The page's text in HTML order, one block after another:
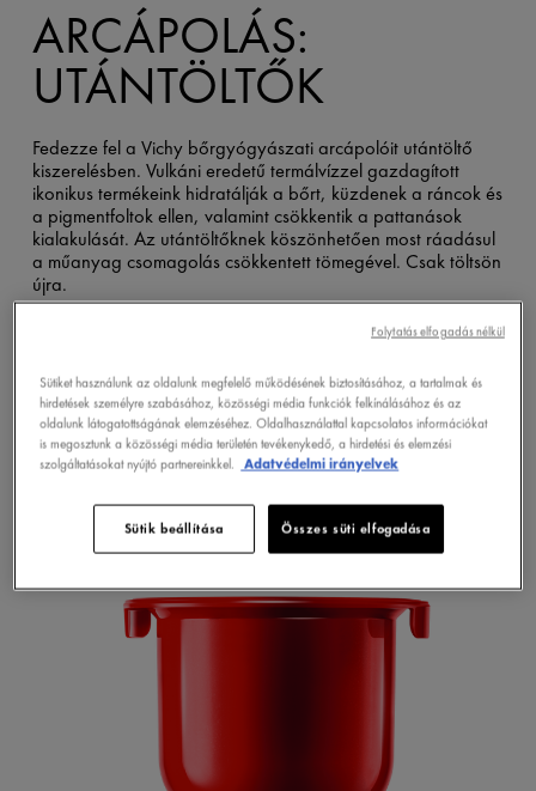
ARCÁPOLÁS:
UTÁNTÖLTŐK
Fedezze fel a Vichy bőrgyógyászati arcápolóit utántöltő
kiszerelésben. Vulkáni eredetű termálvízzel gazdagított
ikonikus termékeink hidratálják a bőrt, küzdenek a ráncok és
a pigmentfoltok ellen, valamint csökkentik a pattanások
kialakulását. Az utántöltőknek köszönhetően most ráadásul
a műanyag csomagolás csökkentett tömegével. Csak töltsön
újra.
LIFTACTIV
Sütiket használunk az oldalunk megfelelő működésének biztosításához, a tartalmak és
hirdetések személyre szabásához, közösségi média funkciók felkínálásához és az
oldalunk látogatottságának elemzéséhez. Oldalhasználattal kapcsolatos információkat
is megosztunk a közösségi média területén tevékenykedő, a hirdetési és elemzési
szolgáltatásokat nyújtó partnereinkkel.
Adatvédelmi irányelvek
Sütik beállítása Összes süti elfogadása
Folytatás elfogadás nélkül